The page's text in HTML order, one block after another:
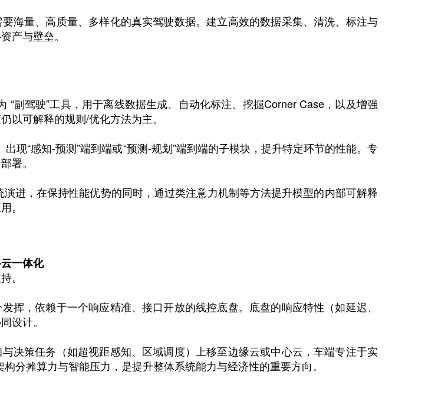
海量、高质量、多样化的真实驾驶数据。建立高效的数据采集、清洗、标注与
产与壁垒。
“副驾驶”工具，用于离线数据生成、自动化标注、挖掘Corner Case，以及增强
以可解释的规则/优化方法为主。
现“感知-预测”端到端或“预测-规划”端到端的子模块，提升特定环节的性能。专
署。
演进，在保持性能优势的同时，通过类注意力机制等方法提升模型的内部可解释
。
一体化
。
挥，依赖于一个响应精准、接口开放的线控底盘。底盘的响应特性（如延迟、
设计。
决策任务（如超视距感知、区域调度）上移至边缘云或中心云，车端专注于实
分摊算力与智能压力，是提升整体系统能力与经济性的重要方向。